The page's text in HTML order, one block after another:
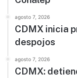
agosto 7, 2026
CDMX inicia
despojos
agosto 7, 2026
CDMX: